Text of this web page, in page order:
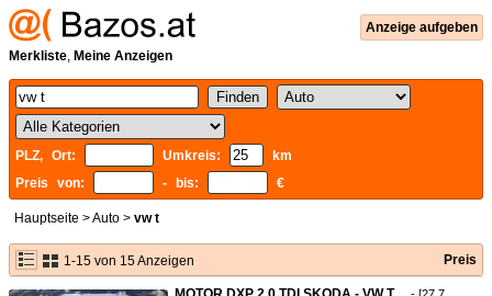
Anzeige aufgeben
Merkliste, Meine Anzeigen
PLZ, Ort: Umkreis:
km
Preis von:
- bis: €
Hauptseite >Auto > vw t
1-15 von 15 Anzeigen Preis